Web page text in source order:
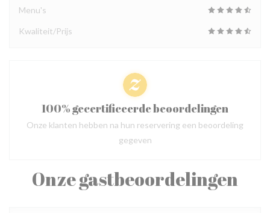
Onze gastbeoordelingen
Menu's
Kwaliteit/Prijs
100% gecertificeerde beoordelingen
Onze klanten hebben na hun reservering een beoordeling
gegeven